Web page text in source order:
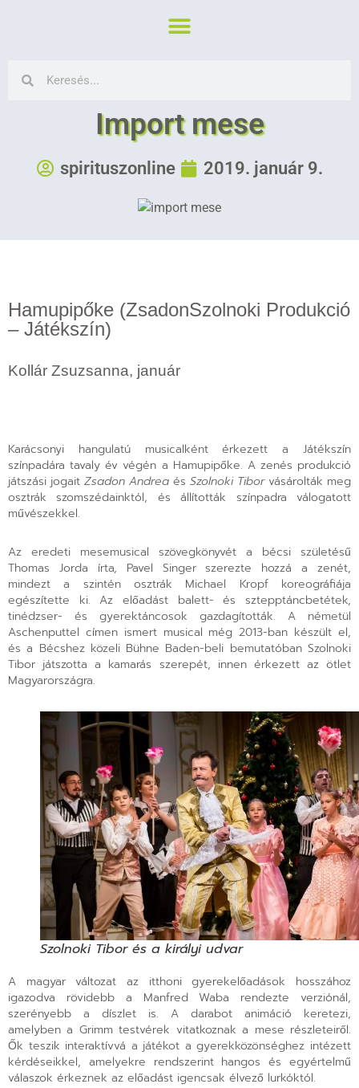
Import mese
spirituszonline 2019. január 9.
Hamupipőke (ZsadonSzolnoki Produkció
– Játékszín)
Kollár Zsuzsanna, január
Karácsonyi hangulatú musicalként érkezett a Játékszín
színpadára tavaly év végén a Hamupipőke. A zenés produkció
játszási jogait Zsadon Andrea és Szolnoki Tiborvásárolták meg
osztrák szomszédainktól, és állították színpadra válogatott
művészekkel.
Az eredeti mesemusical szövegkönyvét a bécsi születésű
Thomas Jorda írta, Pavel Singer szerezte hozzá a zenét,
mindezt a szintén osztrák Michael Kropf koreográfiája
egészítette ki. Az előadást balett- és sztepptáncbetétek,
tinédzser- és gyerektáncosok gazdagították. A németül
Aschenputtel címen ismert musical még 2013-ban készült el,
és a Bécshez közeli Bühne Baden-beli bemutatóban Szolnoki
Tibor játszotta a kamarás szerepét, innen érkezett az ötlet
Magyarországra.
Szolnoki Tibor és a királyi udvar
A magyar változat az itthoni gyerekelőadások hosszához
igazodva rövidebb a Manfred Waba rendezte verziónál,
szerényebb a díszlet is. A darabot animáció keretezi,
amelyben a Grimm testvérek vitatkoznak a mese részleteiről.
Ők teszik interaktívvá a játékot a gyerekközönséghez intézett
kérdéseikkel, amelyekre rendszerint hangos és egyértelmű
válaszok érkeznek az előadást igencsak élvező lurkóktól.